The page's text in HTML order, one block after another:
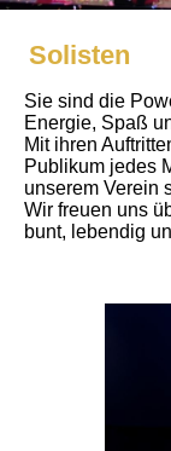
Solisten
Sie sind die
Energie, Spaß
Mit ihren
Publikum jedes
unserem Verein
Wir freuen uns
bunt, lebendig